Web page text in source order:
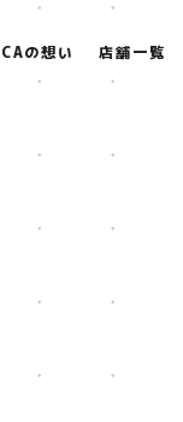
の想い 店舗一覧